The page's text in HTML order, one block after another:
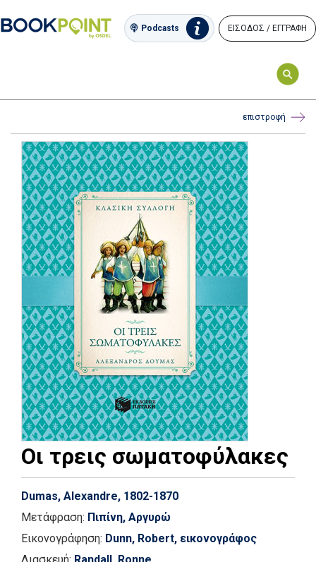
Podcasts ΕΙΣΟΔΟΣ / ΕΓΓΡΑΦΗ
επιστροφή
Οι τρεις σωματοφύλακες
Dumas, Alexandre, 1802-1870
Μετάφραση: Πιπίνη, Αργυρώ
Εικονογράφηση: Dunn, Robert, εικονογράφος